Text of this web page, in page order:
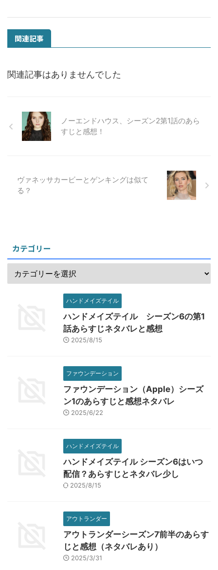
関連記事
関連記事はありませんでした
ノーエンドハウス、シーズン2第1話のあら
すじと感想！
ヴァネッサカービーとゲンキングは似て
る？
カテゴリー
ハンドメイズテイル
ハンドメイズテイル シーズン6の第1
話あらすじネタバレと感想
2025/8/15
ファウンデーション
ファウンデーション（Apple）シーズ
ン1のあらすじと感想ネタバレ
2025/6/22
ハンドメイズテイル
ハンドメイズテイル シーズン6はいつ
配信？あらすじとネタバレ少し
2025/8/15
アウトランダー
アウトランダーシーズン7前半のあらす
じと感想（ネタバレあり）
2025/3/31